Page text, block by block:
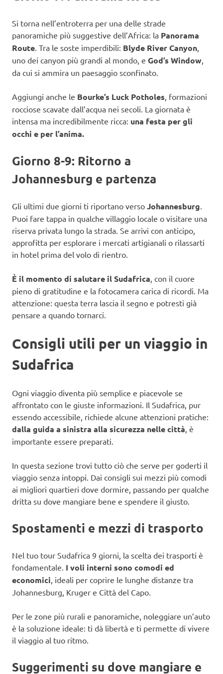
Si torna nell’entroterra per una delle strade
panoramiche più suggestive dell’Africa: la Panorama
Route . Tra le soste imperdibili: Blyde River Canyon
uno dei canyon più grandi al mondo, e God’s Window
da cui si ammira un paesaggio sconfinato.
Aggiungi anche le Bourke’s Luck Potholes , formazioni
rocciose scavate dall’acqua nei secoli. La giornata è
intensa ma incredibilmente ricca: una festa per gli
occhi e per l’anima.
Giorno 8-9: Ritorno a
Johannesburg e partenza
Gli ultimi due giorni ti riportano verso Johannesburg
Puoi fare tappa in qualche villaggio locale o visitare una
riserva privata lungo la strada. Se arrivi con anticipo,
approfitta per esplorare i mercati artigianali o rilassarti
in hotel prima del volo di rientro.
È il momento di salutare il Sudafrica , con il cuore
pieno di gratitudine e la fotocamera carica di ricordi. Ma
attenzione: questa terra lascia il segno e potresti già
pensare a quando tornarci.
Consigli utili per un viaggio in
Sudafrica
Ogni viaggio diventa più semplice e piacevole se
affrontato con le giuste informazioni. Il Sudafrica, pur
essendo accessibile, richiede alcune attenzioni pratiche:
dalla guida a sinistra alla sicurezza nelle città , è
importante essere preparati.
In questa sezione trovi tutto ciò che serve per goderti il
viaggio senza intoppi. Dai consigli sui mezzi più comodi
ai migliori quartieri dove dormire, passando per qualche
dritta su dove mangiare bene e spendere il giusto.
Spostamenti e mezzi di trasporto
Nel tuo tour Sudafrica 9 giorni, la scelta dei trasporti è
fondamentale. I voli interni sono comodi ed
economici , ideali per coprire le lunghe distanze tra
Johannesburg, Kruger e Città del Capo.
Per le zone più rurali e panoramiche, noleggiare un’auto
è la soluzione ideale: ti dà libertà e ti permette di vivere
il viaggio al tuo ritmo.
Suggerimenti su dove mangiare e